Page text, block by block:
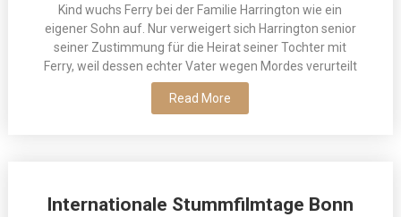
Kind wuchs Ferry bei der Familie Harrington wie ein
eigener Sohn auf. Nur verweigert sich Harrington senior
seiner Zustimmung für die Heirat seiner Tochter mit
Ferry, weil dessen echter Vater wegen Mordes verurteilt
Read More
Internationale Stummfilmtage Bonn